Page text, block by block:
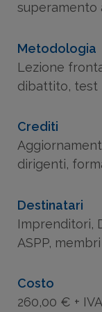
superamento
Metodologia
Lezione
dibattito, test
Crediti
dirigenti,
Destinatari
Imprenditori,
ASPP,
Costo
260,00 € + IVA